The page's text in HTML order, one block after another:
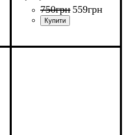
750грн 559грн